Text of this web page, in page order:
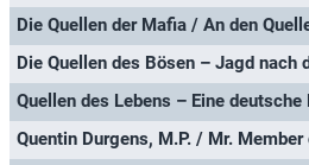
Die Quellen der Mafia / An den
Die Quellen des Bösen – Jagd nach
Quellen des Lebens – Eine
Quentin Durgens, M.P. / Mr.